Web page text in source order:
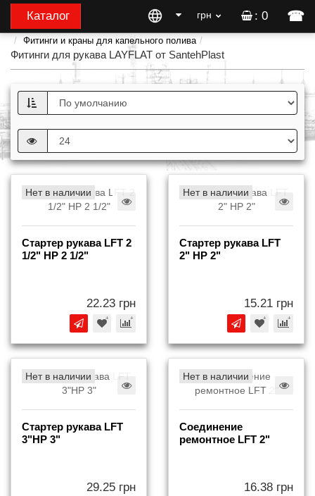
: 0 ☎
Каталог грн
Фитинги и краны для капельного полива
Фитинги для рукава LAYFLAT от SantehPlast
Нет в наличии
Стартер рукава LFT 2
1/2" НР 2 1/2"
22.23 грн
Нет в наличии
Стартер рукава LFT
2" НР 2"
15.21 грн
Нет в наличии
Стартер рукава LFT
3"НР 3"
29.25 грн
Нет в наличии
Соединение
ремонтное LFT 2"
16.38 грн